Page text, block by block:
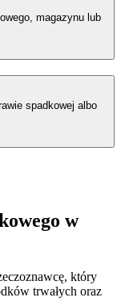
magazynu lub
spadkowej albo
w
który
trwałych oraz